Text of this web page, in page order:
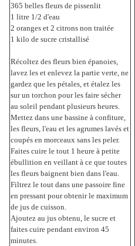
365 belles fleurs de pissenlit
1 litre 1/2 d'eau
2 oranges et 2 citrons non traitée
1 kilo de sucre cristallisé
Récoltez des fleurs bien épanoies,
lavez les et enlevez la partie verte, ne
gardez que les pétales, et étalez les
sur un torchon pour les faire sécher
au soleil pendant plusieurs heures.
Mettez dans une bassine à confiture,
les fleurs, l'eau et les agrumes lavés et
coupés en morceaux sans les peler.
Faites cuire le tout 1 heure à petite
ébullition en veillant à ce que toutes
les fleurs baignent bien dans l'eau.
Filtrez le tout dans une passoire fine
en pressant pour obtenir le maximum
de jus de cuisson.
Ajoutez au jus obtenu, le sucre et
faites cuire pendant environ 45
minutes.